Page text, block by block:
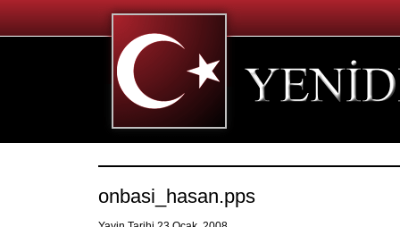
onbasi_hasan.pps